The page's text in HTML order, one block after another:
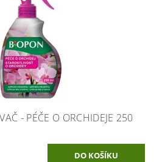
- PÉČE O ORCHIDEJE 250